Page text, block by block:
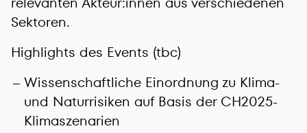
Sektoren.
Highlights des Events (tbc)
Wissenschaftliche Einordnung zu Klima-
und Naturrisiken auf Basis der CH2025-
Klimaszenarien